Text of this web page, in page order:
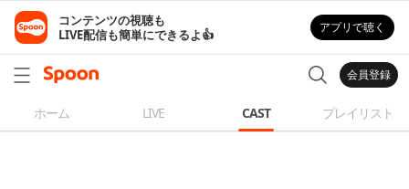
コンテンツの視聴も
LIVE配信も簡単にできるよ👍
アプリで聴く
会員登録
ホーム LIVE CAST プレイリスト